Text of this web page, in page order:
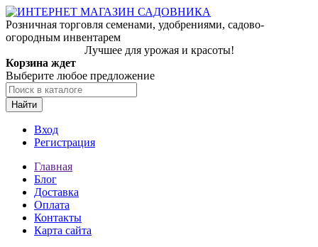
Розничная торговля семенами, удобрениями, садово-
огородным инвентарем
Лучшее для урожая и красоты!
Корзина ждет
Выберите любое предложение
Найти
Вход
Регистрация
Главная
Блог
Доставка
Оплата
Контакты
Карта сайта